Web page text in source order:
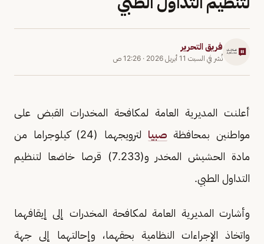
فريق التحرير
نُشر في السبت 11 أبريل 2026 · 12:26 ص
أعلنت المديرية العامة لمكافحة المخدرات القبض على
مواطنين بمحافظة صبيا
لترويجهما (24) كيلوجراما من
مادة الحشيش المخدر و(7.233) قرصا خاضعا لتنظيم
التداول الطبي.
وأشارت المديرية العامة لمكافحة المخدرات إلى إيقافهما
واتخاذ الإجراءات النظامية بحقهما، وإحالتهما إلى جهة